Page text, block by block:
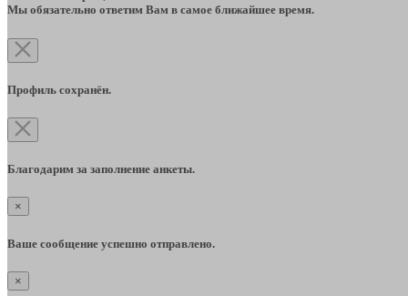
Мы обязательно ответим Вам в самое ближайшее время.
Профиль сохранён.
Благодарим за заполнение анкеты.
×
Ваше сообщение успешно отправлено.
×